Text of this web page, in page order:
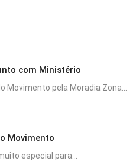
com Ministério
Movimento pela Moradia Zona...
Movimento
especial para...